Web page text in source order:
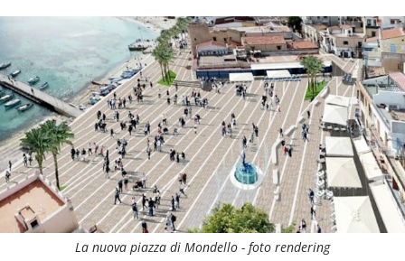
La nuova piazza di Mondello - foto rendering